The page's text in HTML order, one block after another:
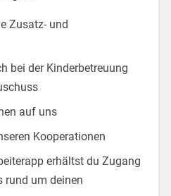
Zusatz- und
bei der Kinderbetreuung
auf uns
Kooperationen
erhältst du Zugang
rund um deinen